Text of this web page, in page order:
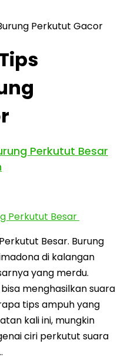
Perkutut Gacor
Perkutut Besar
Besar. Burung
di kalangan
yang merdu.
menghasilkan suara
tips ampuh yang
kali ini, mungkin
ciri perkutut suara